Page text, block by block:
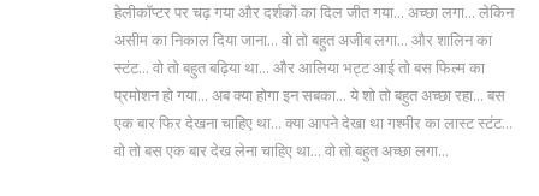
हेलीकॉप्टर पर चढ़ गया और दर्शकों का दिल जीत गया... अच्छा लगा... लेकिन
असीम का निकाल दिया जाना... वो तो बहुत अजीब लगा... और शालिन का
स्टंट... वो तो बहुत बढ़िया था... और आलिया भट्ट आई तो बस फिल्म का
प्रमोशन हो गया... अब क्या होगा इन सबका... ये शो तो बहुत अच्छा रहा... बस
एक बार फिर देखना चाहिए था... क्या आपने देखा था गश्मीर का लास्ट स्टंट...
वो तो बस एक बार देख लेना चाहिए था... वो तो बहुत अच्छा लगा...